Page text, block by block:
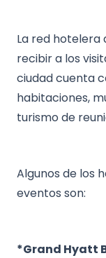
La red
recibir a los
ciudad cuenta
habitaciones,
turismo de
Algunos de los
eventos son:
*Grand Hyatt